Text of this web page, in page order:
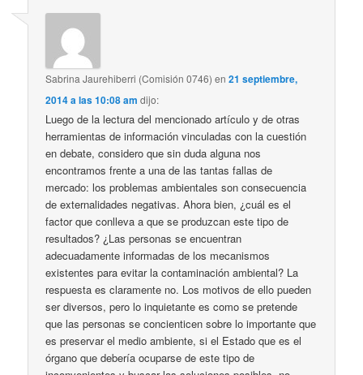
Sabrina Jaurehiberri (Comisión 0746) en21 septiembre,
2014 a las 10:08 am dijo:
Luego de la lectura del mencionado artículo y de otras
herramientas de información vinculadas con la cuestión
en debate, considero que sin duda alguna nos
encontramos frente a una de las tantas fallas de
mercado: los problemas ambientales son consecuencia
de externalidades negativas. Ahora bien, ¿cuál es el
factor que conlleva a que se produzcan este tipo de
resultados? ¿Las personas se encuentran
adecuadamente informadas de los mecanismos
existentes para evitar la contaminación ambiental? La
respuesta es claramente no. Los motivos de ello pueden
ser diversos, pero lo inquietante es como se pretende
que las personas se concienticen sobre lo importante que
es preservar el medio ambiente, si el Estado que es el
órgano que debería ocuparse de este tipo de